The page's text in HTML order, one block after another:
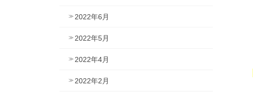
2022年6月
2022年5月
2022年4月
2022年2月